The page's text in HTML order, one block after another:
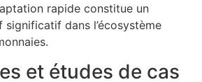
rapide constitue un
dans l’écosystème
et études de cas